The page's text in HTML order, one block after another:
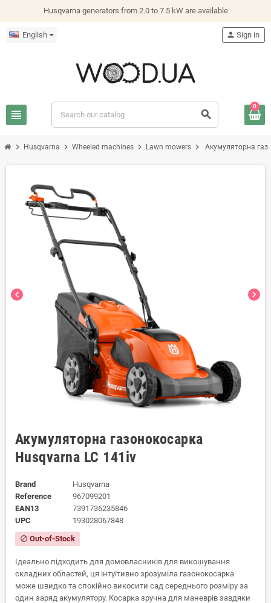
Husqvarna generators from 2.0 to 7.5 kW are available
English
view_headline search
person Sign in
0
chevron_right Husqvarna chevron_right Wheeled machines chevron_right Lawn mowers chevron_right Акумуляторна
chevron_left chevron_right
Акумуляторна газонокосарка
Husqvarna LC 141iv
Brand
Husqvarna
Reference
967099201
EAN13
7391736235846
UPC
193028067848
block Out-of-Stock
Ідеально підходить для домовласників для викошування
складних областей, ця інтуїтивно зрозуміла газонокосарка
може швидко та спокійно викосити сад середнього розміру за
один заряд акумулятору. Косарка зручна для маневрів завдяки